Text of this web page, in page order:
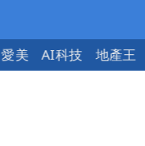
愛美 AI科技 地產王